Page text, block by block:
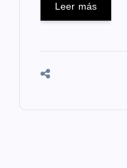
Leer más